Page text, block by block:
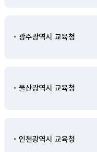
광주광역시 교육청
울산광역시 교육청
인천광역시 교육청